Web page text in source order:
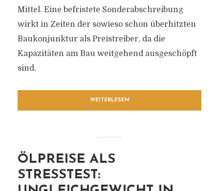
Mittel. Eine befristete Sonderabschreibung
wirkt in Zeiten der sowieso schon überhitzten
Baukonjunktur als Preistreiber, da die
Kapazitäten am Bau weitgehend ausgeschöpft
sind.
WEITERLESEN
ÖLPREISE ALS
STRESSTEST: